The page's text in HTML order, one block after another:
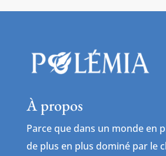
À propos
Parce que dans un monde en
de plus en plus dominé par le